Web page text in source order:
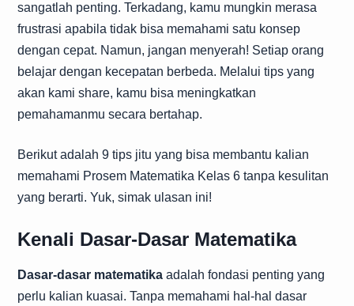
sangatlah penting. Terkadang, kamu mungkin merasa
frustrasi apabila tidak bisa memahami satu konsep
dengan cepat. Namun, jangan menyerah! Setiap orang
belajar dengan kecepatan berbeda. Melalui tips yang
akan kami share, kamu bisa meningkatkan
pemahamanmu secara bertahap.
Berikut adalah 9 tips jitu yang bisa membantu kalian
memahami Prosem Matematika Kelas 6 tanpa kesulitan
yang berarti. Yuk, simak ulasan ini!
Kenali Dasar-Dasar Matematika
Dasar-dasar matematika adalah fondasi penting yang
perlu kalian kuasai. Tanpa memahami hal-hal dasar